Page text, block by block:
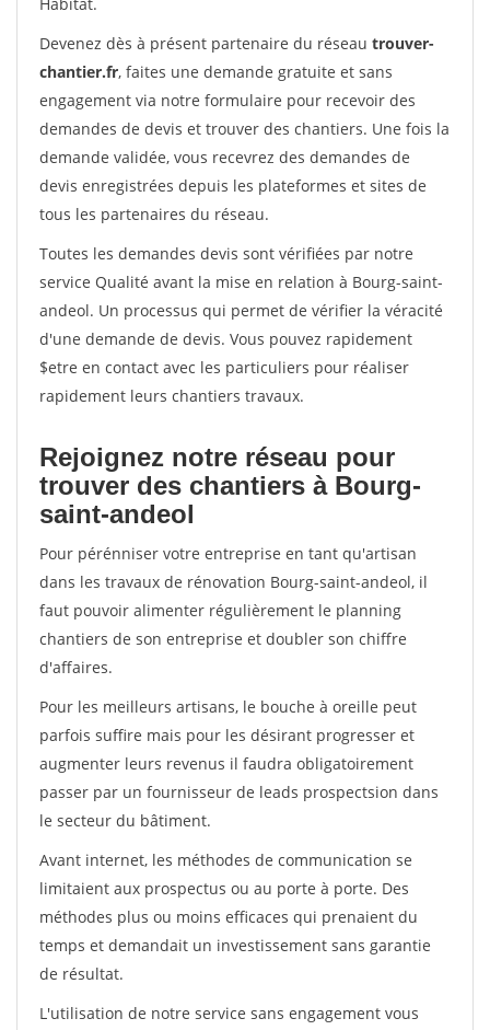
Devenez dès à présent partenaire du réseau trouver-
chantier.fr, faites une demande gratuite et sans
engagement via notre formulaire pour recevoir des
demandes de devis et trouver des chantiers. Une fois la
demande validée, vous recevrez des demandes de
devis enregistrées depuis les plateformes et sites de
tous les partenaires du réseau.
Toutes les demandes devis sont vérifiées par notre
service Qualité avant la mise en relation à Bourg-saint-
andeol. Un processus qui permet de vérifier la véracité
d'une demande de devis. Vous pouvez rapidement
$etre en contact avec les particuliers pour réaliser
rapidement leurs chantiers travaux.
Rejoignez notre réseau pour
trouver des chantiers à Bourg-
saint-andeol
Pour pérénniser votre entreprise en tant qu'artisan
dans les travaux de rénovation Bourg-saint-andeol, il
faut pouvoir alimenter régulièrement le planning
chantiers de son entreprise et doubler son chiffre
d'affaires.
Pour les meilleurs artisans, le bouche à oreille peut
parfois suffire mais pour les désirant progresser et
augmenter leurs revenus il faudra obligatoirement
passer par un fournisseur de leads prospectsion dans
le secteur du bâtiment.
Avant internet, les méthodes de communication se
limitaient aux prospectus ou au porte à porte. Des
méthodes plus ou moins efficaces qui prenaient du
temps et demandait un investissement sans garantie
de résultat.
L'utilisation de notre service sans engagement vous